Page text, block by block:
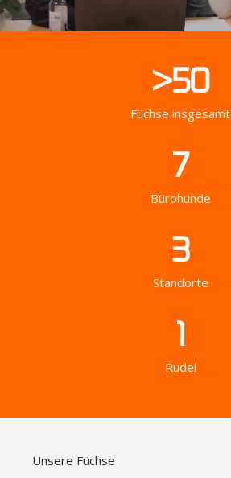
>50
Füchse insgesamt
7
Bürohunde
3
Standorte
1
Rudel
Unsere Füchse